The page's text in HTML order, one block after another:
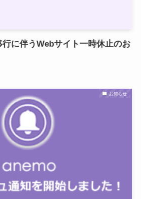
行に伴うWebサイト一時休止のお
お知らせ